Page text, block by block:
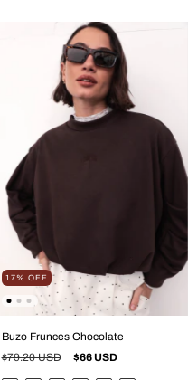
17% OFF
Buzo Frunces Chocolate
$79.20 USD
$66 USD